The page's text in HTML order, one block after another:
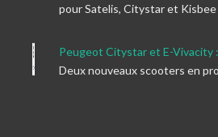
pour Satelis, Citystar et Kisbee
Peugeot Citystar et E-Vivacity
Deux nouveaux scooters en